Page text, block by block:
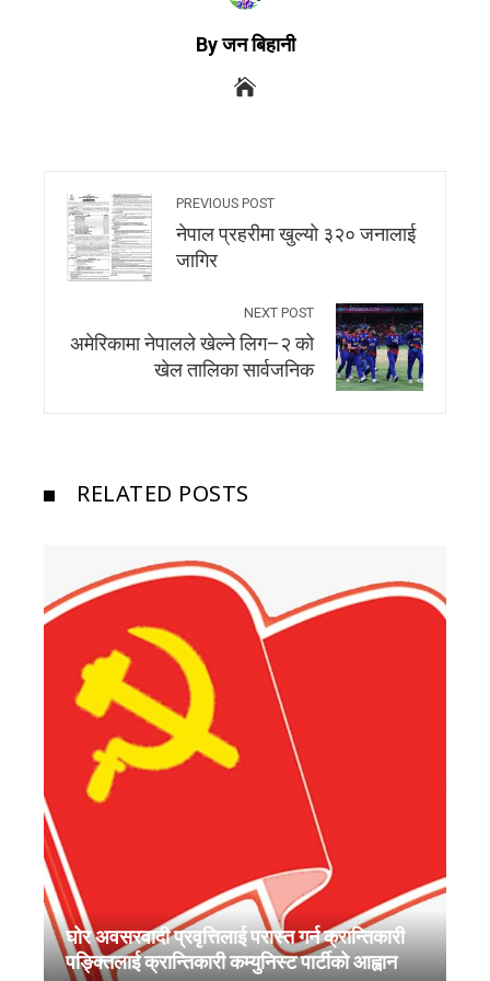
By जन बिहानी
PREVIOUS POST
नेपाल प्रहरीमा खुल्याे ३२० जनालाई
जागिर
NEXT POST
अमेरिकामा नेपालले खेल्ने लिग–२ को
खेल तालिका सार्वजनिक
RELATED POSTS
घोर अवसरवादी प्रवृत्तिलाई परास्त गर्न क्रान्तिकारी
पङ्क्तिलाई क्रान्तिकारी कम्युनिस्ट पार्टीको आह्वान